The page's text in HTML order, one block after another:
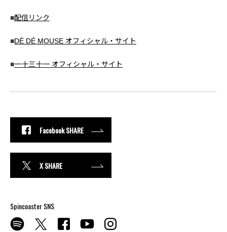
■配信リンク
■DÉ DÉ MOUSE オフィシャル・サイト
■一十三十一 オフィシャル・サイト
Facebook SHARE
X SHARE
Spincoaster SNS